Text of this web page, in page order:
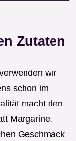
Zutaten
wir
schon im
macht den
Margarine,
Geschmack